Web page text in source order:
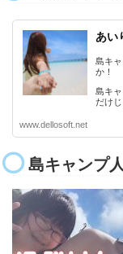
あい
島キ
か！
島キ
だけ
www.dellosoft.net
島キャンプ